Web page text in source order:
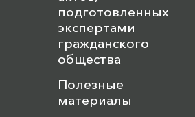
подготовленных
экспертами
гражданского
общества
Полезные
материалы